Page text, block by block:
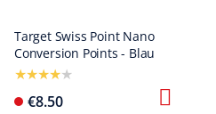
Target Swiss Point Nano
Conversion Points - Blau
€8.50